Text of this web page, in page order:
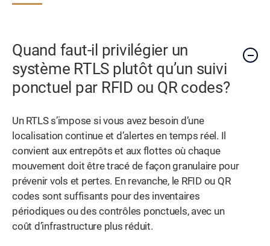
Quand faut-il privilégier un
système RTLS plutôt qu’un suivi
ponctuel par RFID ou QR codes?
Un RTLS s’impose si vous avez besoin d’une
localisation continue et d’alertes en temps réel. Il
convient aux entrepôts et aux flottes où chaque
mouvement doit être tracé de façon granulaire pour
prévenir vols et pertes. En revanche, le RFID ou QR
codes sont suffisants pour des inventaires
périodiques ou des contrôles ponctuels, avec un
coût d’infrastructure plus réduit.